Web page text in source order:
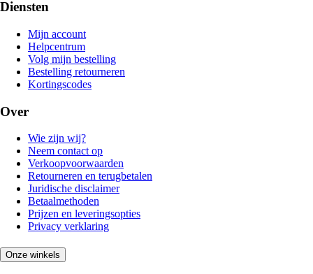
Diensten
Mijn account
Helpcentrum
Volg mijn bestelling
Bestelling retourneren
Kortingscodes
Over
Wie zijn wij?
Neem contact op
Verkoopvoorwaarden
Retourneren en terugbetalen
Juridische disclaimer
Betaalmethoden
Prijzen en leveringsopties
Privacy verklaring
Onze winkels